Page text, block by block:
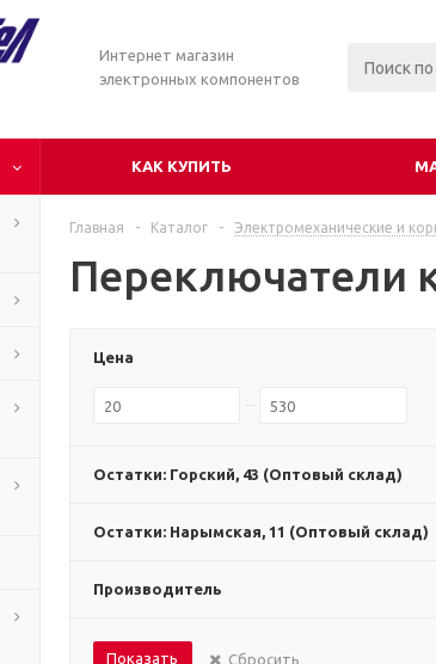
Интернет магазин
электронных компонентов
КАК КУПИТЬ
Главная - Каталог - Электромеханические и
Переключатели
Цена
Остатки: Горский, 43 (Оптовый склад)
Остатки: Нарымская, 11 (Оптовый склад)
Производитель
Показать Сбросить